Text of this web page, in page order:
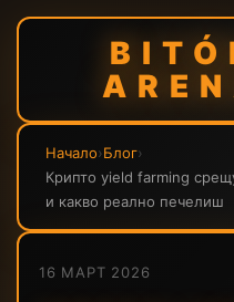
Начало›Блог›
Крипто yield farming
и какво реално печелиш
16 МАРТ 2026